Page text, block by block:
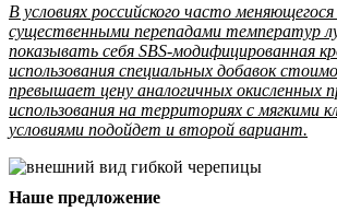
В условиях российского часто
существенными перепадами температур
показывать себя SBS-модифицированная
использования специальных добавок
превышает цену аналогичных окисленных
использования на территориях с мягкими
условиями подойдет и второй вариант.
Наше предложение